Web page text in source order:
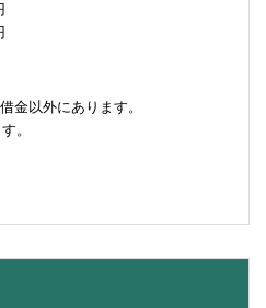
金以外にあります。
。